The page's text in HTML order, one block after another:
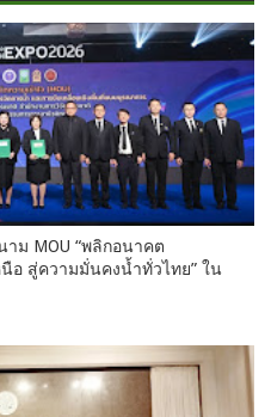
ม MOU “พลิกอนาคต
อ สู่ความมั่นคงน้ำทั่วไทย” ใน